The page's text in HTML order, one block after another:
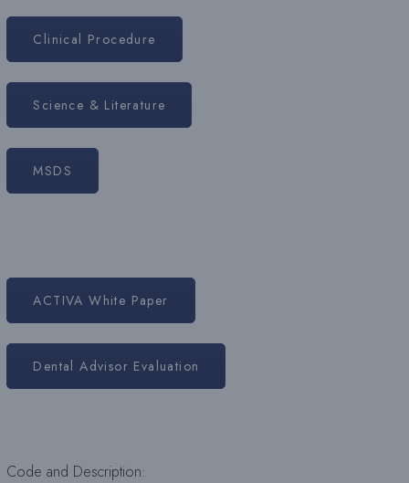
Clinical Procedure
Science & Literature
MSDS
ACTIVA White Paper
Dental Advisor Evaluation
Code and Description: